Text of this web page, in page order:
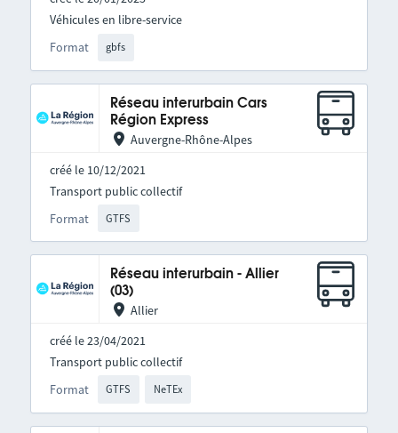
Format gbfs
Véhicules en libre-service
Réseau interurbain Cars
Région Express
Auvergne-Rhône-Alpes
créé le 10/12/2021
Format GTFS
Transport public collectif
Réseau interurbain - Allier
(03)
Allier
créé le 23/04/2021
Format GTFS NeTEx
Transport public collectif